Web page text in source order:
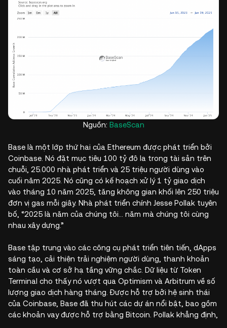
Nguồn: BaseScan
Base là một lớp thứ hai của Ethereum được phát triển bởi
Coinbase. Nó đặt mục tiêu 100 tỷ đô la trong tài sản trên
chuỗi, 25.000 nhà phát triển và 25 triệu người dùng vào
cuối năm 2025. Nó cũng có kế hoạch xử lý 1 tỷ giao dịch
vào tháng 10 năm 2025, tăng không gian khối lên 250 triệu
đơn vị gas mỗi giây. Nhà phát triển chính Jesse Pollak tuyên
bố, “2025 là năm của chúng tôi… năm mà chúng tôi cùng
nhau xây dựng.”
Base tập trung vào các công cụ phát triển tiên tiến, dApps
sáng tạo, cải thiện trải nghiệm người dùng, thanh khoản
toàn cầu và cơ sở hạ tầng vững chắc. Dữ liệu từ Token
Terminal cho thấy nó vượt qua Optimism và Arbitrum về số
lượng giao dịch hàng tháng. Được hỗ trợ bởi hệ sinh thái
của Coinbase, Base đã thu hút các dự án nổi bật, bao gồm
các khoản vay được hỗ trợ bằng Bitcoin. Pollak khẳng định,